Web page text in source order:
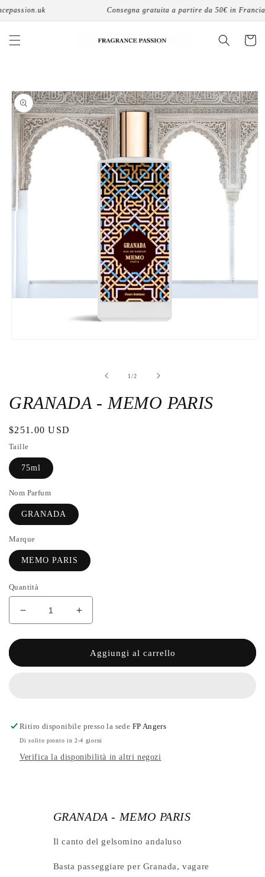
direttamente
ai contenuti
Consegna gratuita a partire da 50€ in Francia
Carrello
Passa alle
informazioni
sul prodotto
modale
1/su
2
GRANADA - MEMO PARIS
Prezzo
di
listino
$251.00 USD
Taille
75ml
Nom Parfum
GRANADA
Marque
MEMO PARIS
Quantità
Diminuisci
quantità
per
-
Aumenta
quantità
per
GRANADA
-
Aggiungi al carrello
Ritiro disponibile presso la sede FP Angers
Di solito pronto in 2-4 giorni
Verifica la disponibilità in altri negozi
GRANADA - MEMO PARIS
Il canto del gelsomino andaluso
Basta passeggiare per Granada, vagare